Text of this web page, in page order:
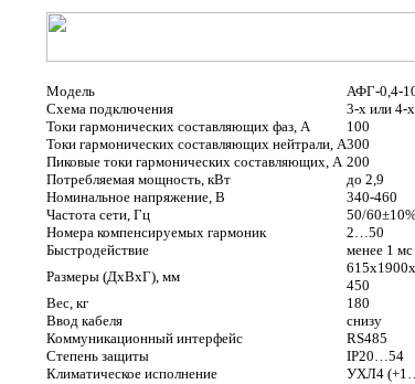
Модель
АФГ-0,4-
Схема подключения
3-х или 4-
Токи гармонических составляющих фаз, А
100
Токи гармонических составляющих нейтрали, А300
Пиковые токи гармонических составляющих, А 200
Потребляемая мощность, кВт
до 2,9
Номинальное напряжение, В
340-460
Частота сети, Гц
50/
Номера компенсируемых гармоник
2…50
Быстродействие
менее 1 мс
Размеры (ДхВхГ), мм
615х1900х
450
Вес, кг
180
Ввод кабеля
снизу
Коммуникационный интерфейс
RS485
Степень защиты
IP20…54
Климатическое исполнение
УХЛ4